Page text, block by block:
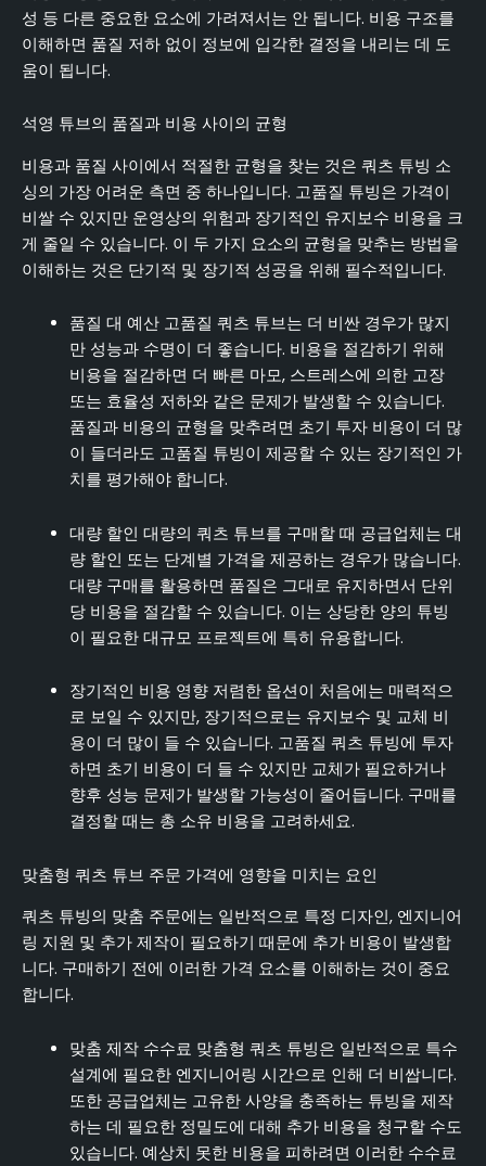
성 등 다른 중요한 요소에 가려져서는 안 됩니다. 비용 구조를
이해하면 품질 저하 없이 정보에 입각한 결정을 내리는 데 도
움이 됩니다.
석영 튜브의 품질과 비용 사이의 균형
비용과 품질 사이에서 적절한 균형을 찾는 것은 쿼츠 튜빙 소
싱의 가장 어려운 측면 중 하나입니다. 고품질 튜빙은 가격이
비쌀 수 있지만 운영상의 위험과 장기적인 유지보수 비용을 크
게 줄일 수 있습니다. 이 두 가지 요소의 균형을 맞추는 방법을
이해하는 것은 단기적 및 장기적 성공을 위해 필수적입니다.
품질 대 예산 고품질 쿼츠 튜브는 더 비싼 경우가 많지
만 성능과 수명이 더 좋습니다. 비용을 절감하기 위해
비용을 절감하면 더 빠른 마모, 스트레스에 의한 고장
또는 효율성 저하와 같은 문제가 발생할 수 있습니다.
품질과 비용의 균형을 맞추려면 초기 투자 비용이 더 많
이 들더라도 고품질 튜빙이 제공할 수 있는 장기적인 가
치를 평가해야 합니다.
대량 할인 대량의 쿼츠 튜브를 구매할 때 공급업체는 대
량 할인 또는 단계별 가격을 제공하는 경우가 많습니다.
대량 구매를 활용하면 품질은 그대로 유지하면서 단위
당 비용을 절감할 수 있습니다. 이는 상당한 양의 튜빙
이 필요한 대규모 프로젝트에 특히 유용합니다.
장기적인 비용 영향 저렴한 옵션이 처음에는 매력적으
로 보일 수 있지만, 장기적으로는 유지보수 및 교체 비
용이 더 많이 들 수 있습니다. 고품질 쿼츠 튜빙에 투자
하면 초기 비용이 더 들 수 있지만 교체가 필요하거나
향후 성능 문제가 발생할 가능성이 줄어듭니다. 구매를
결정할 때는 총 소유 비용을 고려하세요.
맞춤형 쿼츠 튜브 주문 가격에 영향을 미치는 요인
쿼츠 튜빙의 맞춤 주문에는 일반적으로 특정 디자인, 엔지니어
링 지원 및 추가 제작이 필요하기 때문에 추가 비용이 발생합
니다. 구매하기 전에 이러한 가격 요소를 이해하는 것이 중요
합니다.
맞춤 제작 수수료 맞춤형 쿼츠 튜빙은 일반적으로 특수
설계에 필요한 엔지니어링 시간으로 인해 더 비쌉니다.
또한 공급업체는 고유한 사양을 충족하는 튜빙을 제작
하는 데 필요한 정밀도에 대해 추가 비용을 청구할 수도
있습니다. 예상치 못한 비용을 피하려면 이러한 수수료